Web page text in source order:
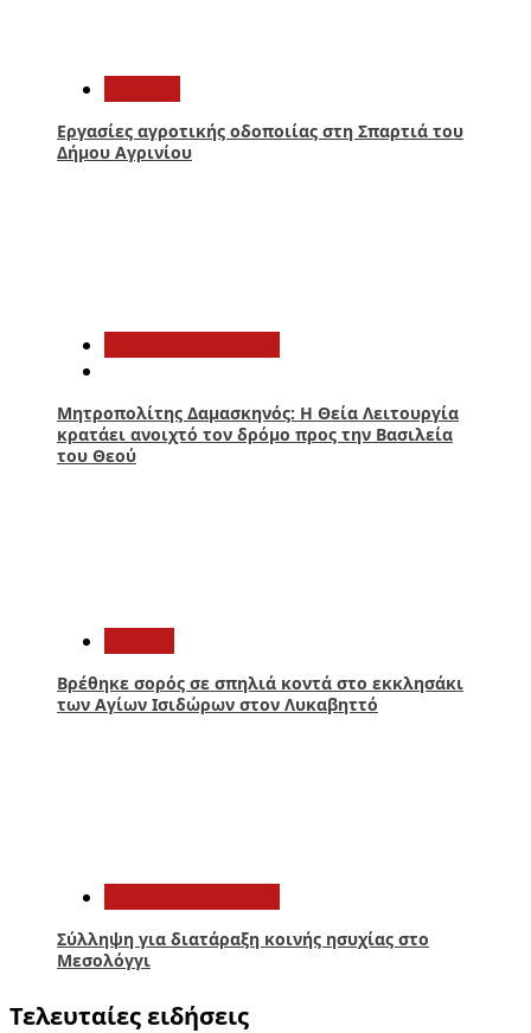
Εργασίες αγροτικής οδοποιίας στη Σπαρτιά του
Δήμου Αγρινίου
Μητροπολίτης Δαμασκηνός: Η Θεία Λειτουργία
κρατάει ανοιχτό τον δρόμο προς την Βασιλεία
του Θεού
Βρέθηκε σορός σε σπηλιά κοντά στο εκκλησάκι
των Αγίων Ισιδώρων στον Λυκαβηττό
Σύλληψη για διατάραξη κοινής ησυχίας στο
Μεσολόγγι
Τελευταίες ειδήσεις